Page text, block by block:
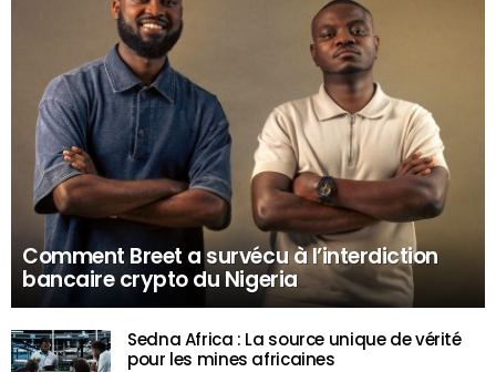
Comment Breet a survécu à l’interdiction
bancaire crypto du Nigeria
Sedna Africa : La source unique de vérité
pour les mines africaines